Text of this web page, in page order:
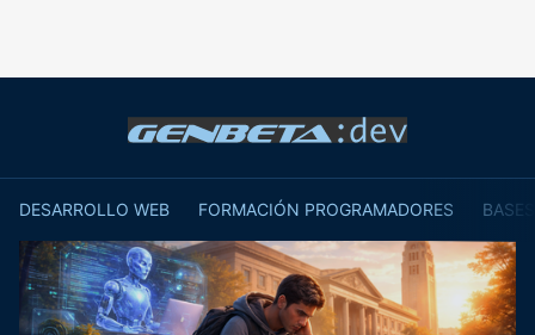
DESARROLLO WEB FORMACIÓN PROGRAMADORES